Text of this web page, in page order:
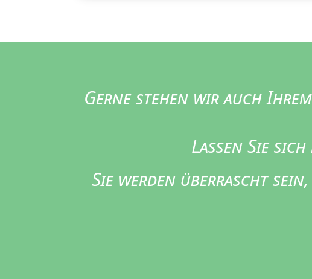
Gerne stehen wir auch
Lassen Sie
Sie werden überrascht